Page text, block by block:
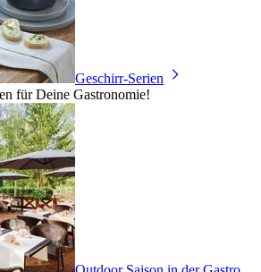
Geschirr-Serien
für Deine Gastronomie!